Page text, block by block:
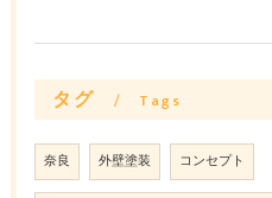
タグ Tags
奈良 外壁塗装 コンセプト